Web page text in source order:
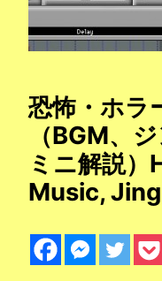
恐怖・ホラ
（BGM、
ミニ解説
Music,